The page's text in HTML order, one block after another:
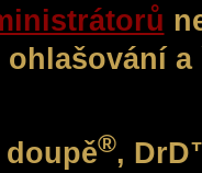
ohlašování
®,